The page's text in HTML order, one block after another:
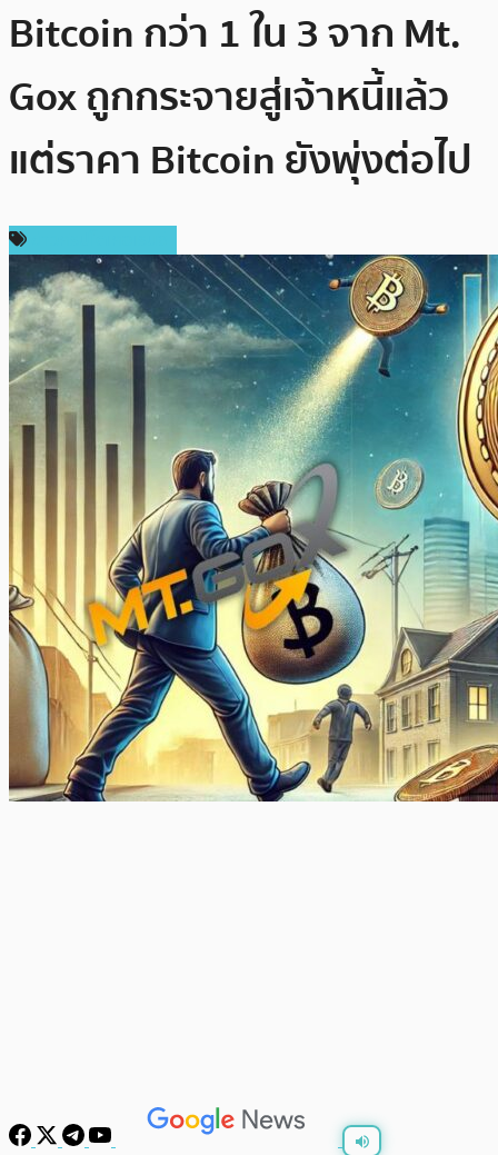
Bitcoin กว่า 1 ใน 3 จาก Mt.
Gox ถูกกระจายสู่เจ้าหนี้แล้ว
แต่ราคา Bitcoin ยังพุ่งต่อไป